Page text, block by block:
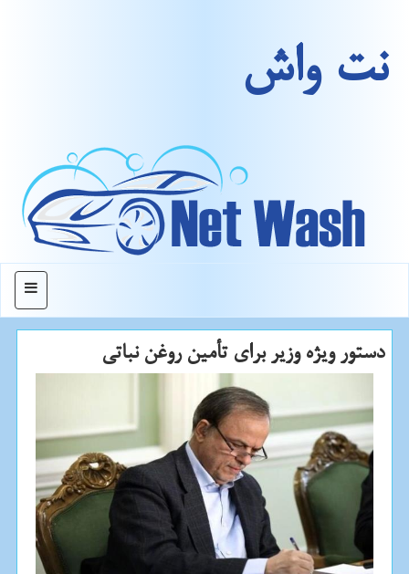
نت واش
منو
دستور ویژه وزیر برای تأمین روغن نباتی